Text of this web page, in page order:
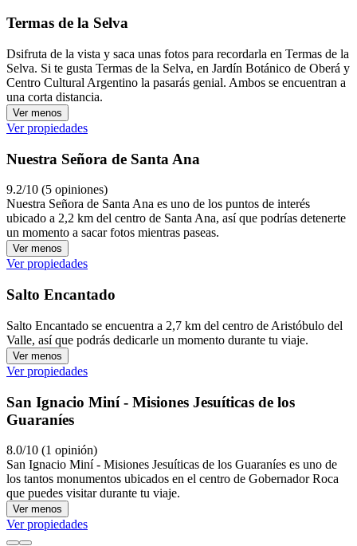
Termas de la Selva
Dsifruta de la vista y saca unas fotos para recordarla en Termas de la
Selva. Si te gusta Termas de la Selva, en Jardín Botánico de Oberá y
Centro Cultural Argentino la pasarás genial. Ambos se encuentran a
una corta distancia.
Ver menos
Ver propiedades
Nuestra Señora de Santa Ana
9.2/10 (5 opiniones)
Nuestra Señora de Santa Ana es uno de los puntos de interés
ubicado a 2,2 km del centro de Santa Ana, así que podrías detenerte
un momento a sacar fotos mientras paseas.
Ver menos
Ver propiedades
Salto Encantado
Salto Encantado se encuentra a 2,7 km del centro de Aristóbulo del
Valle, así que podrás dedicarle un momento durante tu viaje.
Ver menos
Ver propiedades
San Ignacio Miní - Misiones Jesuíticas de los
Guaraníes
8.0/10 (1 opinión)
San Ignacio Miní - Misiones Jesuíticas de los Guaraníes es uno de
los tantos monumentos ubicados en el centro de Gobernador Roca
que puedes visitar durante tu viaje.
Ver menos
Ver propiedades